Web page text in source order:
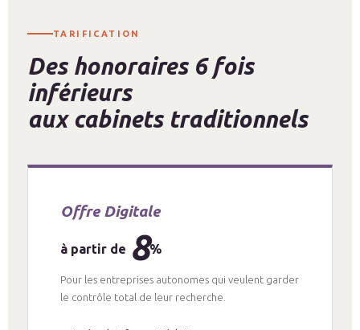
TARIFICATION
Des honoraires 6 fois
inférieurs
aux cabinets traditionnels
Offre Digitale
à partir de 8%
Pour les entreprises autonomes qui veulent garder
le contrôle total de leur recherche.